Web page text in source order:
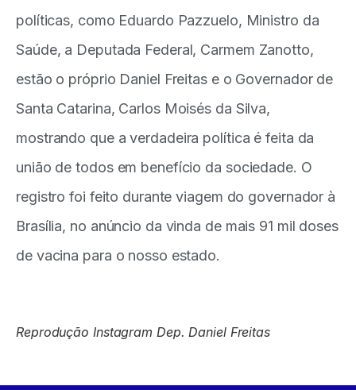
políticas, como Eduardo Pazzuelo, Ministro da
Saúde, a Deputada Federal, Carmem Zanotto,
estão o próprio Daniel Freitas e o Governador de
Santa Catarina, Carlos Moisés da Silva,
mostrando que a verdadeira política é feita da
união de todos em benefício da sociedade. O
registro foi feito durante viagem do governador à
Brasília, no anúncio da vinda de mais 91 mil doses
de vacina para o nosso estado.
Reprodução Instagram Dep. Daniel Freitas